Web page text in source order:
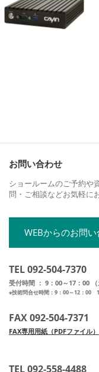
お問い合わせ
ショールームのご予約や
問・ご相談などお気軽に
WEBからのお問
TEL 092-504-7370
受付時間 ： 9：00～17：00 （
※技術問合せ時間：9：00～12：00
FAX 092-504-7371
FAX専用用紙（PDFファイル）
TEL 092-558-4488